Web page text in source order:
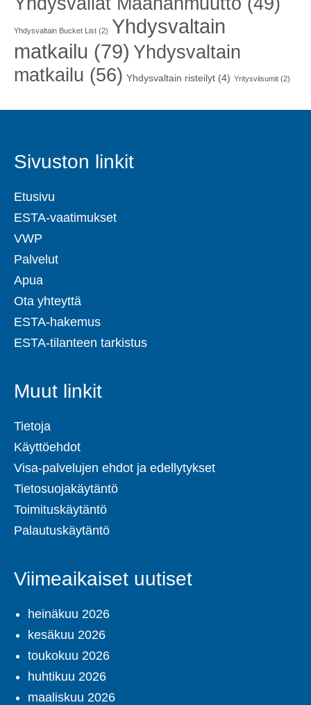
Yhdysvaltain Bucket List (2) Yhdysvaltain
matkailu (79) Yhdysvaltain
matkailu (56) Yhdysvaltain risteilyt (4) Yritysviisumit (2)
Sivuston linkit
Etusivu
ESTA-vaatimukset
VWP
Palvelut
Apua
Ota yhteyttä
ESTA-hakemus
ESTA-tilanteen tarkistus
Muut linkit
Tietoja
Käyttöehdot
Visa-palvelujen ehdot ja edellytykset
Tietosuojakäytäntö
Toimituskäytäntö
Palautuskäytäntö
Viimeaikaiset uutiset
heinäkuu 2026
kesäkuu 2026
toukokuu 2026
huhtikuu 2026
maaliskuu 2026